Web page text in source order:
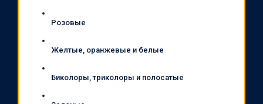
Розовые
Желтые, оранжевые и белые
Биколоры, триколоры и полосатые